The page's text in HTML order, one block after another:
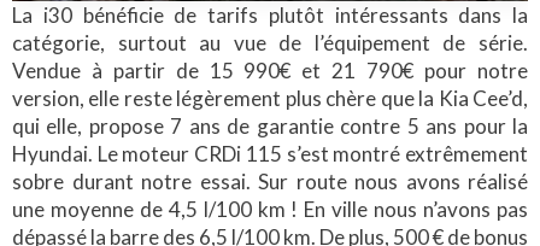
La i30 bénéficie de tarifs plutôt intéressants dans la
catégorie, surtout au vue de l’équipement de série.
Vendue à partir de 15 990€ et 21 790€ pour notre
version, elle reste légèrement plus chère que la Kia Cee’d,
qui elle, propose 7 ans de garantie contre 5 ans pour la
Hyundai. Le moteur CRDi 115 s’est montré extrêmement
sobre durant notre essai. Sur route nous avons réalisé
une moyenne de 4,5 l/100 km ! En ville nous n’avons pas
dépassé la barre des 6,5 l/100 km. De plus, 500 € de bonus